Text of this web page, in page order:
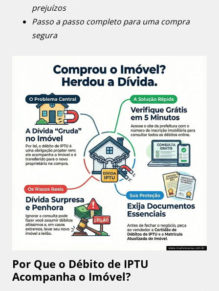
prejuízos
Passo a passo completo para uma compra
segura
Por Que o Débito de IPTU
Acompanha o Imóvel?